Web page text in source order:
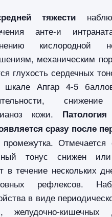
тяжести
анте-и
кислородной
механическим
глухость сердечных
Апгар 4-5
кожи.
сразу после
тонус снижен
в течение нескольких
рефлексов.
в виде
желудочно-кишечных